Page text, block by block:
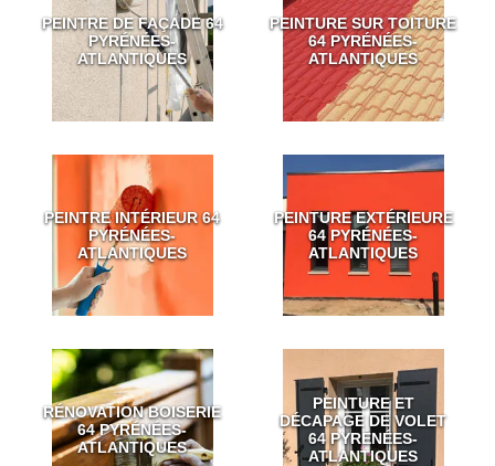
PEINTRE DE FAÇADE 64
PYRÉNÉES-
ATLANTIQUES
PEINTURE SUR TOITURE
64 PYRÉNÉES-
ATLANTIQUES
PEINTRE INTÉRIEUR 64
PYRÉNÉES-
ATLANTIQUES
PEINTURE EXTÉRIEURE
64 PYRÉNÉES-
ATLANTIQUES
RÉNOVATION BOISERIE
64 PYRÉNÉES-
ATLANTIQUES
PEINTURE ET
DÉCAPAGE DE VOLET
64 PYRÉNÉES-
ATLANTIQUES